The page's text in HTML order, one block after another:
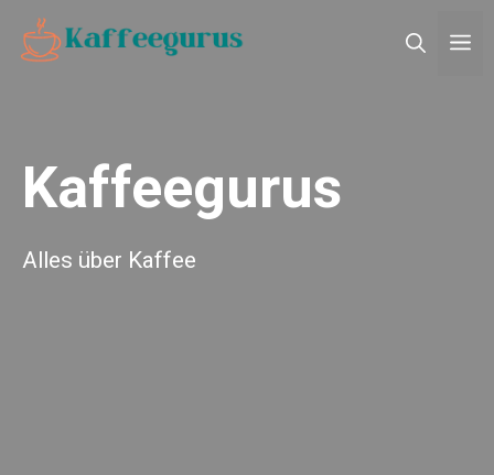
Zum
Inhalt
Kaffeegurus
Alles über Kaffee